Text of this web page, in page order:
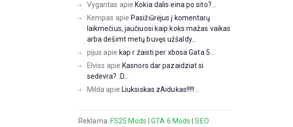
Vygantas apie Kokia dalis eina po sito?...
Kempas apie Pasižiūrėjus į komentarų
laikmečius, jaučiuosi kaip koks mažas vaikas
arba dešimt metų buvęs užšaldy...
pijus apie kap r žaisti per xbosa Gata 5...
Elviss apie Kasnors dar pazaidziat si
sedevra? :D...
Milda apie Liuksiskas zAidukas!!!!!...
Reklama: FS25 Mods |GTA 6 Mods |SEO